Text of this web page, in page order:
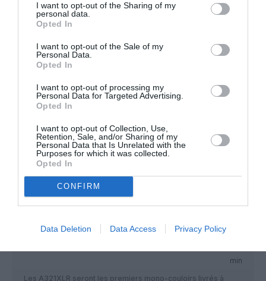
I want to opt-out of the Sharing of my
personal data.
Opted In
I want to opt-out of the Sale of my
Personal Data.
Opted In
I want to opt-out of processing my
Personal Data for Targeted Advertising.
Opted In
I want to opt-out of Collection, Use,
Retention, Sale, and/or Sharing of my
Personal Data that Is Unrelated with the
Purposes for which it was collected.
Opted In
CONFIRM
Data Deletion Data Access Privacy Policy
RÉPONDRE
EK 350
@bencello.
Emirates change souvent ses
prévisions…
min
Les A321XLR seront les premiers mono-couloirs livrés à